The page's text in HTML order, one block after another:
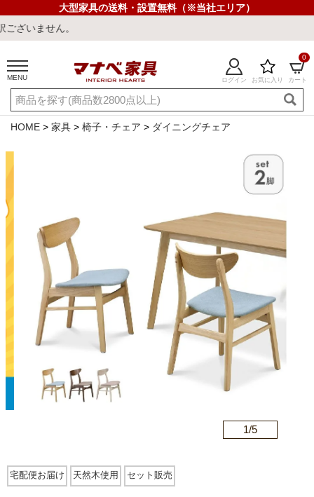
大型家具の送料・設置無料（※当社エリア）
。
MENU ログイン お気に入り カート
0
ご利用ガイド 新規会員登録
店舗一覧 閲覧履歴
最短発送 冷感ラグ 冷感寝具 ワークデスク ウィルトンラ
カテゴリから探す
ソファ
HOME 家具 椅子・チェア ダイニングチェア
1/5
宅配便お届け 天然木使用 セット販売